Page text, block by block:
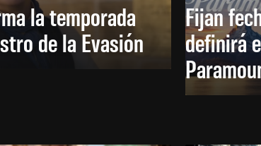
la temporada
de la Evasión
Fijan
definirá